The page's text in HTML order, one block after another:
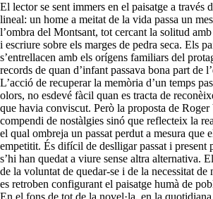
El lector se sent immers en el paisatge a través
lineal: un home a meitat de la vida passa un
l’ombra del Montsant, tot cercant la solitud
i escriure sobre els marges de pedra seca. Els
s’entrellacen amb els orígens familiars del
records de quan d’infant passava bona part de
L’acció de recuperar la memòria d’un temps
olors, no esdevé fàcil quan es tracta de
que havia conviscut. Però la proposta de
compendi de nostàlgies sinó que reflecteix la
el qual ombreja un passat perdut a mesura que
empetitit. És difícil de deslligar passat i present
s’hi han quedat a viure sense altra alternativa.
de la voluntat de quedar-se i de la necessitat de
es retroben configurant el paisatge humà de